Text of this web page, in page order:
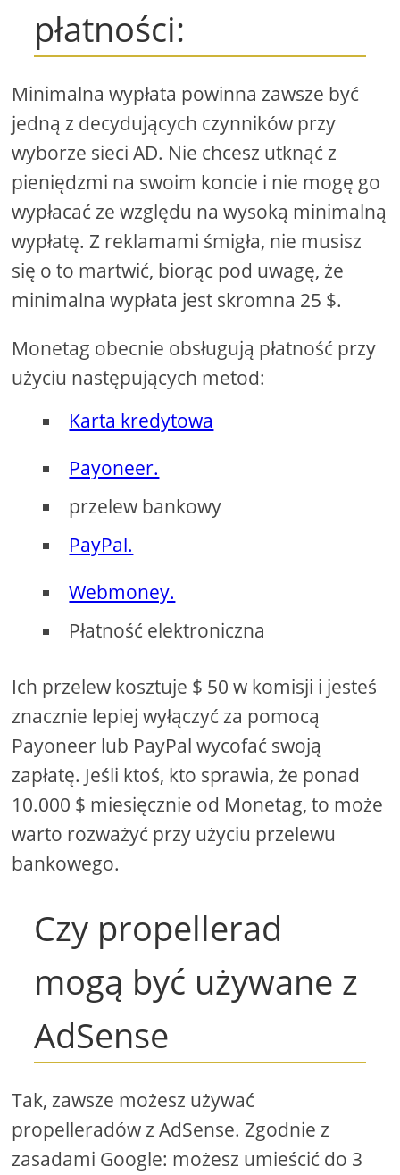
płatności:
Minimalna wypłata powinna zawsze być
jedną z decydujących czynników przy
wyborze sieci AD. Nie chcesz utknąć z
pieniędzmi na swoim koncie i nie mogę go
wypłacać ze względu na wysoką minimalną
wypłatę. Z reklamami śmigła, nie musisz
się o to martwić, biorąc pod uwagę, że
minimalna wypłata jest skromna 25 $.
Monetag obecnie obsługują płatność przy
użyciu następujących metod:
Karta kredytowa
Payoneer.
przelew bankowy
PayPal.
Webmoney.
Płatność elektroniczna
Ich przelew kosztuje $ 50 w komisji i jesteś
znacznie lepiej wyłączyć za pomocą
Payoneer lub PayPal wycofać swoją
zapłatę. Jeśli ktoś, kto sprawia, że ​​ponad
10.000 $ miesięcznie od Monetag, to może
warto rozważyć przy użyciu przelewu
bankowego.
Czy propellerad
mogą być używane z
AdSense
Tak, zawsze możesz używać
propelleradów z AdSense. Zgodnie z
zasadami Google: możesz umieścić do 3